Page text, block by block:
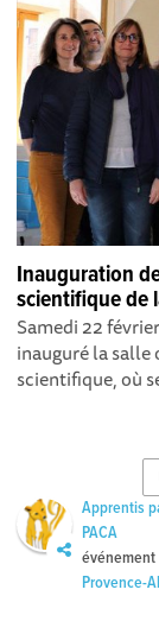
Inauguration
scientifique de
Samedi 22
inauguré la
scientifique, où
Apprentis
PACA
événement
Provence-